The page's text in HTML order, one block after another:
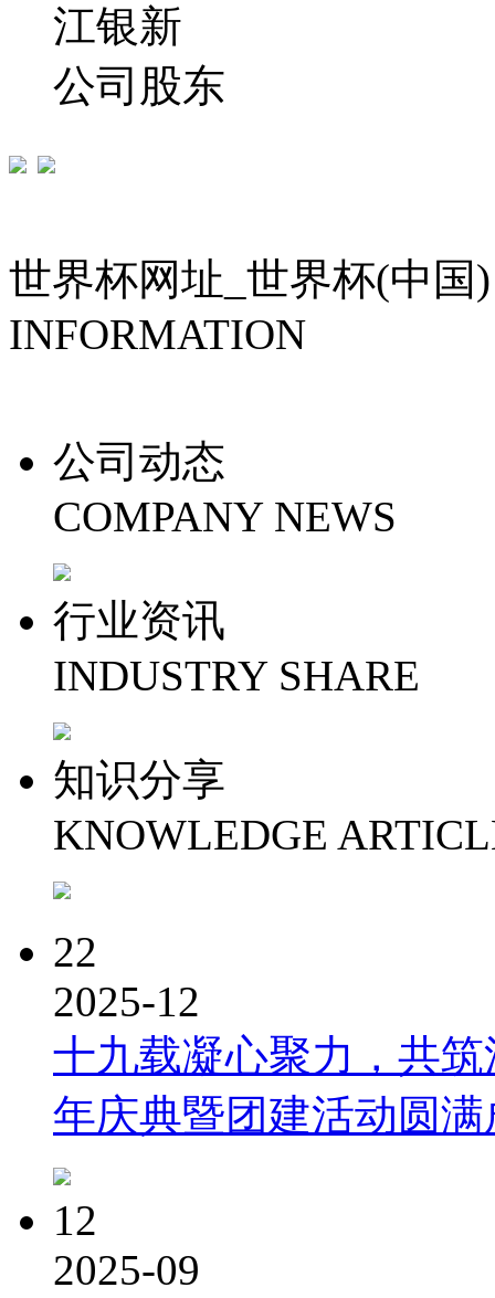
江银新
公司股东
世界杯网址_世界杯(中国)
INFORMATION
公司动态
COMPANY NEWS
行业资讯
INDUSTRY SHARE
知识分享
KNOWLEDGE
22
2025-12
十九载凝心聚力，共
年庆典暨团建活动圆满
12
2025-09